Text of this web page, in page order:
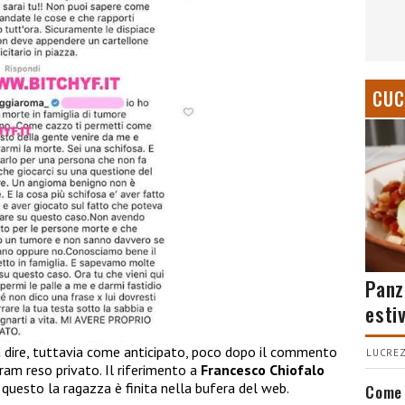
tuttavia come anticipato, poco dopo il commento
reso privato. Il riferimento a Francesco Chiofalo
la ragazza è finita nella bufera del web.